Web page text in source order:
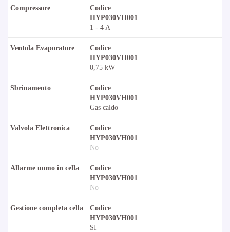
Compressore
Codice
HYP030VH001
1 - 4 A
Ventola Evaporatore
Codice
HYP030VH001
0,75 kW
Sbrinamento
Codice
HYP030VH001
Gas caldo
Valvola Elettronica
Codice
HYP030VH001
No
Allarme uomo in cella
Codice
HYP030VH001
No
Gestione completa cella
Codice
HYP030VH001
SI